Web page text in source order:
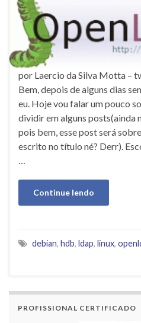
por Laercio da Silva Motta –
Bem, depois de alguns dias
eu. Hoje vou falar um pouco
dividir em alguns posts(ainda
pois bem, esse post será
escrito no título né? Derr).
…
Continue lendo
debian, hdb, ldap, linux,
PROFISSIONAL CERTIFICADO